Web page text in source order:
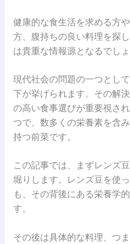
健康的な食生活を求める方
方、腹持ちの良い料理を探
は貴重な情報源となるでしょ
現代社会の問題の一つとし
下が挙げられます。その解
の高い食事選びが重要視さ
つで、数多くの栄養素を含
持つ前菜です。
この記事では、まずレンズ
堀りします。レンズ豆を使
も、その背後にある栄養学
す。
その後は具体的な料理、つ